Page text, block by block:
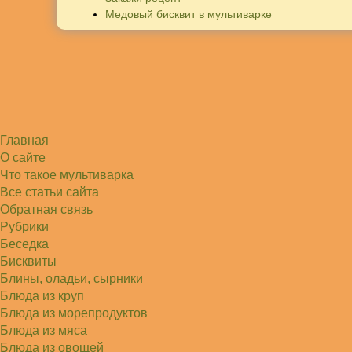
Медовый бисквит в мультиварке
Главная
О сайте
Что такое мультиварка
Все статьи сайта
Обратная связь
Рубрики
Беседка
Бисквиты
Блины, оладьи, сырники
Блюда из круп
Блюда из морепродуктов
Блюда из мяса
Блюда из овощей